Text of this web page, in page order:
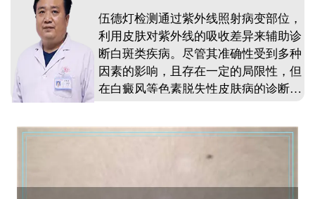
伍德灯检测通过紫外线照射病变部位，
利用皮肤对紫外线的吸收差异来辅助诊
断白斑类疾病。尽管其准确性受到多种
因素的影响，且存在一定的局限性，但
在白癜风等色素脱失性皮肤病的诊断中